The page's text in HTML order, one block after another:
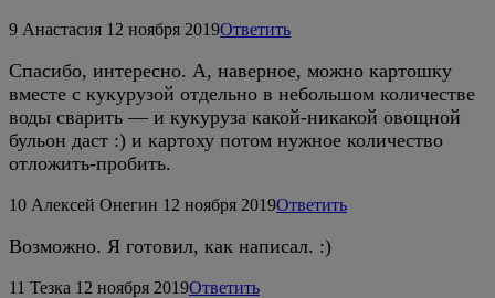
9 Анастасия 12 ноября 2019Ответить
Спасибо, интересно. А, наверное, можно картошку
вместе с кукурузой отдельно в небольшом количестве
воды сварить — и кукуруза какой-никакой овощной
бульон даст :) и картоху потом нужное количество
отложить-пробить.
10 Алексей Онегин 12 ноября 2019Ответить
Возможно. Я готовил, как написал. :)
11 Тезка 12 ноября 2019Ответить